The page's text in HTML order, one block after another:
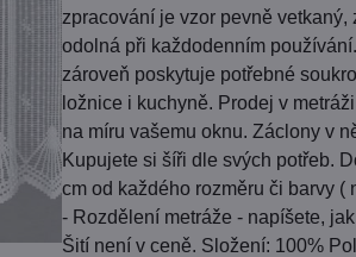
zpracování je vzor pevně
odolná při každodenním
zároveň poskytuje potřebné
ložnice i kuchyně. Prodej v
na míru vašemu oknu. Záclony v
Kupujete si šíři dle svých potřeb.
cm od každého rozměru či barvy (
- Rozdělení metráže - napíšete,
Šití není v ceně. Složení: 100%